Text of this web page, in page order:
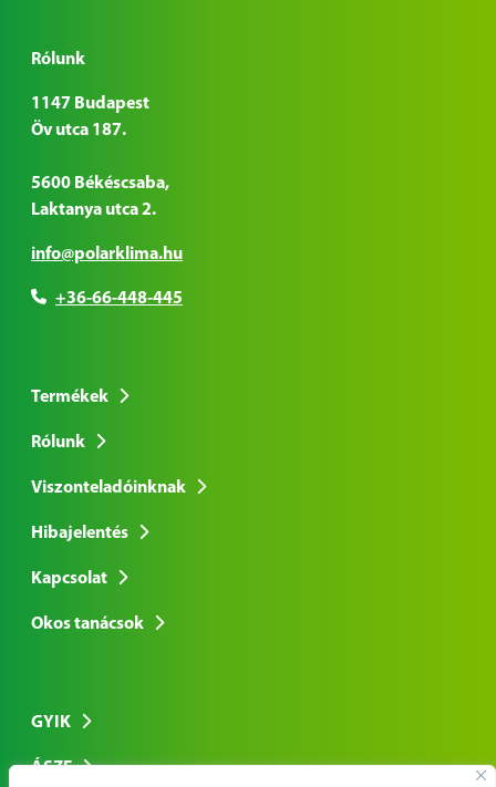
Rólunk
1147 Budapest
Öv utca 187.
5600 Békéscsaba,
Laktanya utca 2.
info@polarklima.hu
+36-66-448-445
Termékek
Rólunk
Viszonteladóinknak
Hibajelentés
Kapcsolat
Okos tanácsok
GYIK
ÁSZF